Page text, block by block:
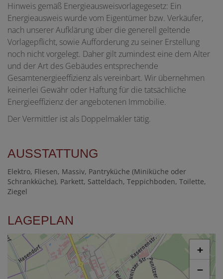
Hinweis gemäß Energieausweisvorlagegesetz: Ein
Energieausweis wurde vom Eigentümer bzw. Verkäufer,
nach unserer Aufklärung über die generell geltende
Vorlagepflicht, sowie Aufforderung zu seiner Erstellung
noch nicht vorgelegt. Daher gilt zumindest eine dem Alter
und der Art des Gebäudes entsprechende
Gesamtenergieeffizienz als vereinbart. Wir übernehmen
keinerlei Gewähr oder Haftung für die tatsächliche
Energieeffizienz der angebotenen Immobilie.
Der Vermittler ist als Doppelmakler tätig.
AUSSTATTUNG
Elektro Fliesen Massiv Pantryküche (Miniküche oder
Schrankküche) Parkett Satteldach Teppichboden Toilette
Ziegel
LAGEPLAN
+
−